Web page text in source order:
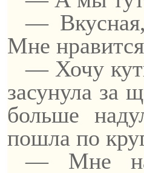
—
Мне
— Хочу
засунула за
больше
пошла по
— Мне